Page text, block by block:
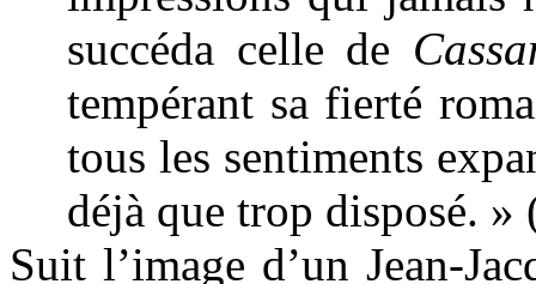
succéda celle de
tempérant sa fierté
tous les sentiments
déjà que trop disposé. »
Suit l’image d’un Jean-